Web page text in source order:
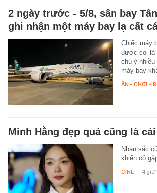
2 ngày trước - 5/8, sân bay
ghi nhận một máy bay lạ cất
Chiếc máy
được coi là
chú ý
máy bay
ĂN - CHƠI -
Minh Hằng đẹp quá cũng là
Nhan sắc
khiến cô
CINE - 4